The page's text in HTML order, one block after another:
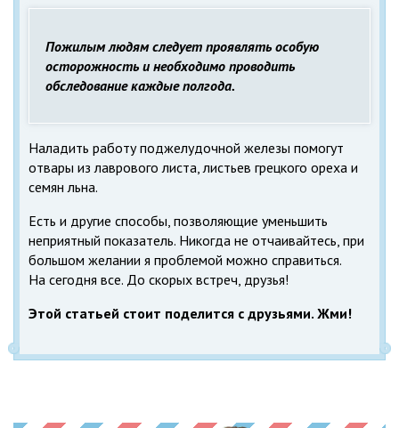
Пожилым людям следует проявлять особую
осторожность и необходимо проводить
обследование каждые полгода.
Наладить работу поджелудочной железы помогут
отвары из лаврового листа, листьев грецкого ореха и
семян льна.
Есть и другие способы, позволяющие уменьшить
неприятный показатель. Никогда не отчаивайтесь, при
большом желании я проблемой можно справиться.
На сегодня все. До скорых встреч, друзья!
Этой статьей стоит поделится с друзьями. Жми!